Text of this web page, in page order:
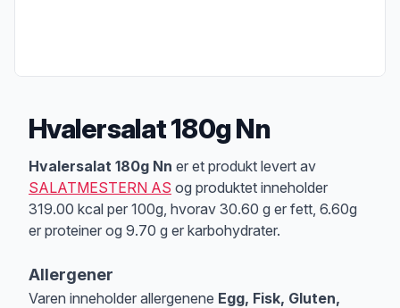
Hvalersalat 180g Nn
Produktbeskrivelse
Hvalersalat 180g Nn er et produkt levert av
SALATMESTERN AS og produktet inneholder
319.00 kcal per 100g, hvorav 30.60 g er fett, 6.60g
er proteiner og 9.70 g er karbohydrater.
Allergener
Varen inneholder allergenene Egg, Fisk, Gluten,